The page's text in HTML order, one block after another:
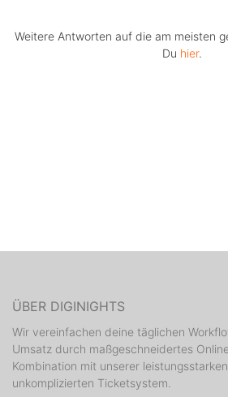
Weitere Antworten auf die am meisten
Du hier.
ÜBER DIGINIGHTS
Wir vereinfachen deine täglichen
Umsatz durch maßgeschneidertes
Kombination mit unserer
unkomplizierten Ticketsystem.